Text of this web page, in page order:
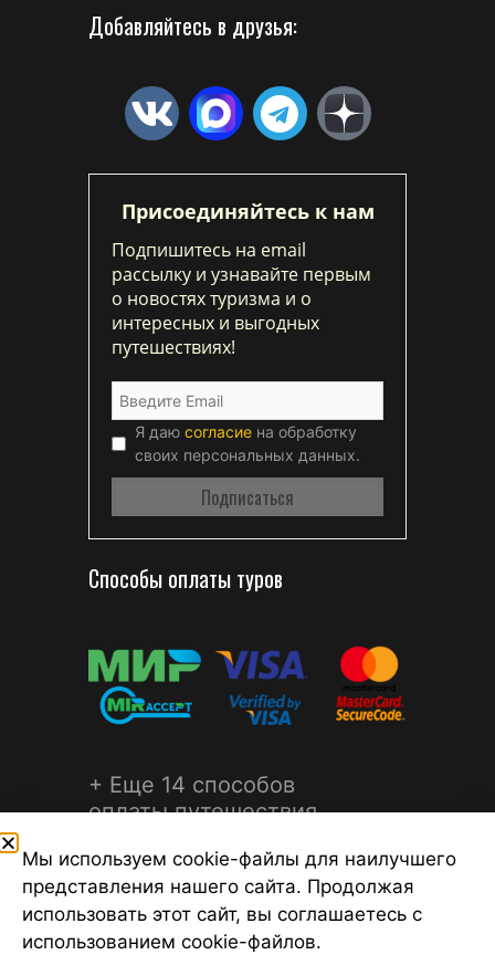
Добавляйтесь в друзья:
Присоединяйтесь к нам
Подпишитесь на email
рассылку и узнавайте первым
о новостях туризма и о
интересных и выгодных
путешествиях!
Я даю согласие на обработку
своих персональных данных.
Способы оплаты туров
+ Еще 14 способов
оплаты путешествия
©2026 Турагентство Турсфера - Поиск туров от надежных
Мы используем cookie-файлы для наилучшего
представления нашего сайта. Продолжая
использовать этот сайт, вы соглашаетесь с
использованием cookie-файлов.